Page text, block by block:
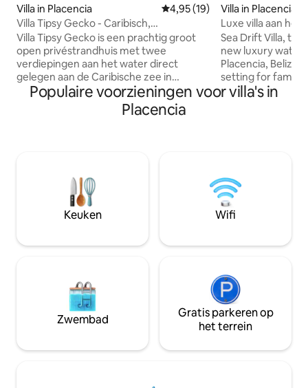
Villa in Placencia Gemiddelde beoordeling van
4,95 (19)
Villa Tipsy Gecko - Caribisch,
privézwembad, chef-kok
Villa Tipsy Gecko is een prachtig groot
open privéstrandhuis met twee
verdiepingen aan het water direct
gelegen aan de Caribische zee in
Placencia Belize. Uitstekende
kenmerken stralen luxe en schoonheid
uit in deze prachtige residentie met 5
zorgvuldig onderhouden door fulltime
personeel ter plaatse en zeer actieve
eigenaren die blijven investeren in het
pand en verbeteringen aanbrengen,
Villa in Placencia
Luxe villa aan het
slaapplaatsen -
Sea Drift Villa,
new luxury
Placencia,
setting for family
getaways,
Placencia Village,
restaurants,
Populaire voorzieningen voor villa's in
Placencia
Keuken Wifi
Zwembad
Gratis parkeren op
het terrein